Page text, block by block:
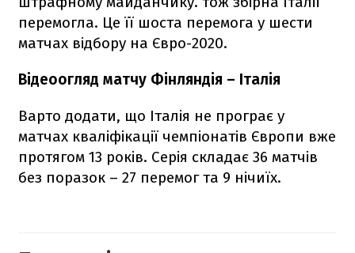
перемогла. Це її шоста перемога у шести
матчах відбору на Євро-2020.
Відеоогляд матчу Фінляндія – Італія
Варто додати, що Італія не програє у
матчах кваліфікації чемпіонатів Європи вже
протягом 13 років. Серія складає 36 матчів
без поразок – 27 перемог та 9 нічиїх.